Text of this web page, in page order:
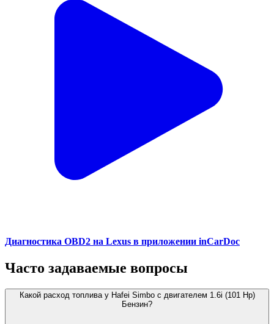
Диагностика OBD2 на Lexus в приложении inCarDoc
Часто задаваемые вопросы
Какой расход топлива у Hafei Simbo с двигателем 1.6i (101 Hp)
Бензин?